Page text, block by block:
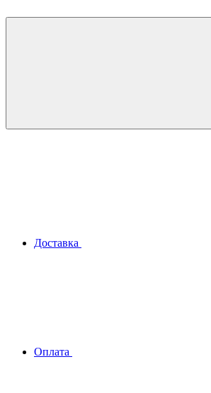
Доставка
Оплата